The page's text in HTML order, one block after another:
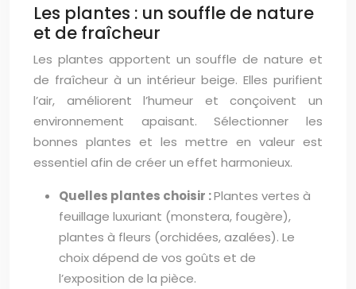
Les plantes : un souffle de nature
et de fraîcheur
Les plantes apportent un souffle de nature et
de fraîcheur à un intérieur beige. Elles purifient
l’air, améliorent l’humeur et conçoivent un
environnement apaisant. Sélectionner les
bonnes plantes et les mettre en valeur est
essentiel afin de créer un effet harmonieux.
Quelles plantes choisir :Plantes vertes à
feuillage luxuriant (monstera, fougère),
plantes à fleurs (orchidées, azalées). Le
choix dépend de vos goûts et de
l’exposition de la pièce.